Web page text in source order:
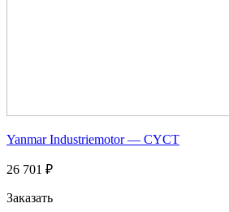
Yanmar Industriemotor — CYCT
26 701 ₽
Заказать